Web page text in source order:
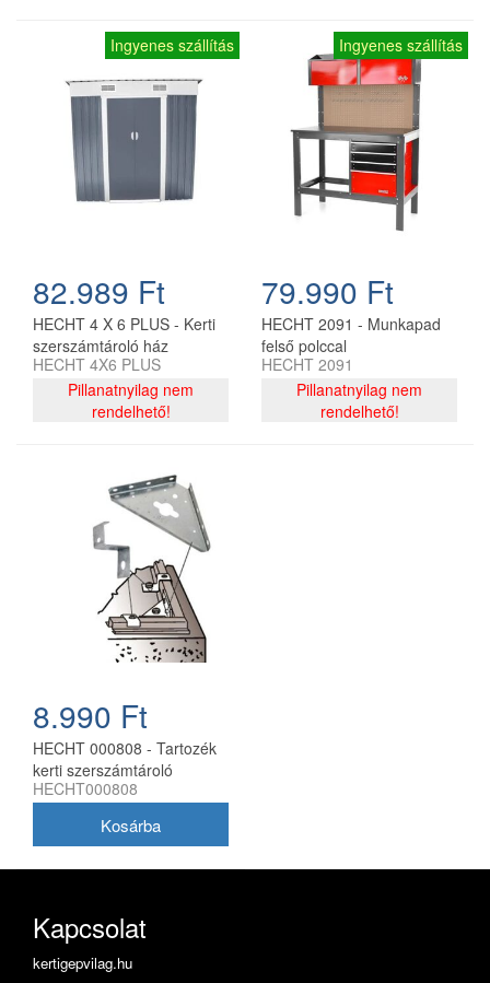
Ingyenes szállítás
82.989 Ft
HECHT 4 X 6 PLUS - Kerti
szerszámtároló ház
HECHT 4X6 PLUS
Pillanatnyilag nem
rendelhető!
Ingyenes szállítás
79.990 Ft
HECHT 2091 - Munkapad
felső polccal
HECHT 2091
Pillanatnyilag nem
rendelhető!
8.990 Ft
HECHT 000808 - Tartozék
kerti szerszámtároló
házakhoz (4db/csom)
HECHT000808
Kapcsolat
kertigepvilag.hu